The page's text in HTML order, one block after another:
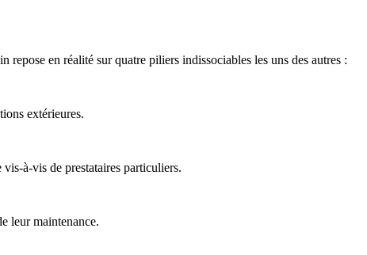
en réalité sur quatre piliers indissociables les uns des autres :
extérieures.
à-vis de prestataires particuliers.
leur maintenance.